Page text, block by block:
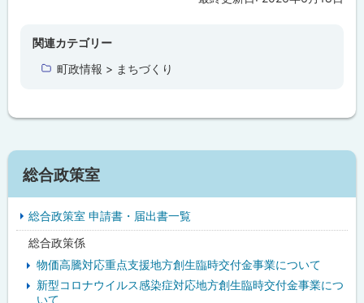
関連カテゴリー
町政情報 > まちづくり
サ
イ
ド
総合政策室
総合政策室 申請書・届出書一覧
総合政策係
物価高騰対応重点支援地方創生臨時交付金事業について
新型コロナウイルス感染症対応地方創生臨時交付金事業につ
いて